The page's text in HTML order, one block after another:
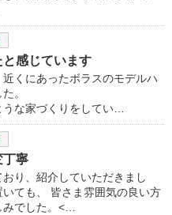
感じています
くにあったボラスのモデルハ
。
な家づくりをしてい…
丁寧
り、紹介していただきまし
ても、 皆さま雰囲気の良い方
でした。<…